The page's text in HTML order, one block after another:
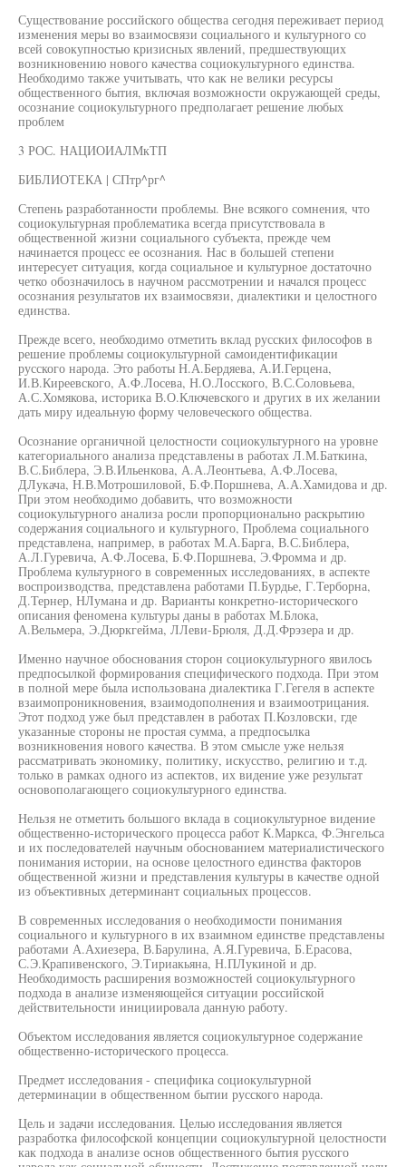
Существование российского общества сегодня переживает период
изменения меры во взаимосвязи социального и культурного со
всей совокупностью кризисных явлений, предшествующих
возникновению нового качества социокультурного единства.
Необходимо также учитывать, что как не велики ресурсы
общественного бытия, включая возможности окружающей среды,
осознание социокультурного предполагает решение любых
проблем
3 РОС. НАЦИОИАЛМкТП
БИБЛИОТЕКА | СПтр^рг^
Степень разработанности проблемы. Вне всякого сомнения, что
социокультурная проблематика всегда присутствовала в
общественной жизни социального субъекта, прежде чем
начинается процесс ее осознания. Нас в большей степени
интересует ситуация, когда социальное и культурное достаточно
четко обозначилось в научном рассмотрении и начался процесс
осознания результатов их взаимосвязи, диалектики и целостного
единства.
Прежде всего, необходимо отметить вклад русских философов в
решение проблемы социокультурной самоидентификации
русского народа. Это работы Н.А.Бердяева, А.И.Герцена,
И.В.Киреевского, А.Ф.Лосева, Н.О.Лосского, В.С.Соловьева,
А.С.Хомякова, историка В.О.Ключевского и других в их желании
дать миру идеальную форму человеческого общества.
Осознание органичной целостности социокультурного на уровне
категориального анализа представлены в работах Л.М.Баткина,
В.С.Библера, Э.В.Ильенкова, А.А.Леонтьева, А.Ф.Лосева,
ДЛукача, Н.В.Мотрошиловой, Б.Ф.Поршнева, А.А.Хамидова и др.
При этом необходимо добавить, что возможности
социокультурного анализа росли пропорционально раскрытию
содержания социального и культурного, Проблема социального
представлена, например, в работах М.А.Барга, В.С.Библера,
А.Л.Гуревича, А.Ф.Лосева, Б.Ф.Поршнева, Э.Фромма и др.
Проблема культурного в современных исследованиях, в аспекте
воспроизводства, представлена работами П.Бурдье, Г.Терборна,
Д.Тернер, НЛумана и др. Варианты конкретно-исторического
описания феномена культуры даны в работах М.Блока,
А.Вельмера, Э.Дюркгейма, ЛЛеви-Брюля, Д.Д.Фрэзера и др.
Именно научное обоснования сторон социокультурного явилось
предпосылкой формирования специфического подхода. При этом
в полной мере была использована диалектика Г.Гегеля в аспекте
взаимопроникновения, взаимодополнения и взаимоотрицания.
Этот подход уже был представлен в работах П.Козловски, где
указанные стороны не простая сумма, а предпосылка
возникновения нового качества. В этом смысле уже нельзя
рассматривать экономику, политику, искусство, религию и т.д.
только в рамках одного из аспектов, их видение уже результат
основополагающего социокультурного единства.
Нельзя не отметить большого вклада в социокультурное видение
общественно-исторического процесса работ К.Маркса, Ф.Энгельса
и их последователей научным обоснованием материалистического
понимания истории, на основе целостного единства факторов
общественной жизни и представления культуры в качестве одной
из объективных детерминант социальных процессов.
В современных исследования о необходимости понимания
социального и культурного в их взаимном единстве представлены
работами А.Ахиезера, В.Барулина, А.Я.Гуревича, Б.Ерасова,
С.Э.Крапивенского, Э.Тириакьяна, Н.ПЛукиной и др.
Необходимость расширения возможностей социокультурного
подхода в анализе изменяющейся ситуации российской
действительности инициировала данную работу.
Объектом исследования является социокультурное содержание
общественно-исторического процесса.
Предмет исследования - специфика социокультурной
детерминации в общественном бытии русского народа.
Цель и задачи исследования. Целью исследования является
разработка философской концепции социокультурной целостности
как подхода в анализе основ общественного бытия русского